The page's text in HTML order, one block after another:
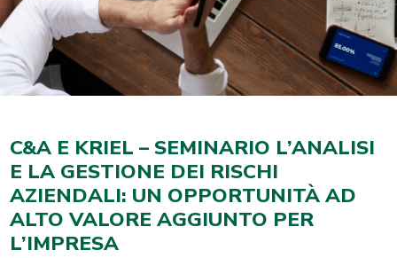
C&A E KRIEL – SEMINARIO L’ANALISI
E LA GESTIONE DEI RISCHI
AZIENDALI: UN OPPORTUNITÀ AD
ALTO VALORE AGGIUNTO PER
L’IMPRESA